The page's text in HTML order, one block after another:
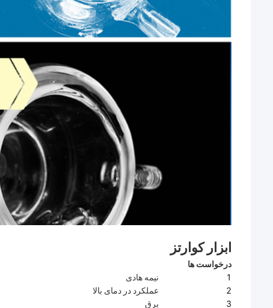
ابزار کوارتز
درخواست ها
1 نیمه هادی
2 عملکرد در دمای بالا
3 برق